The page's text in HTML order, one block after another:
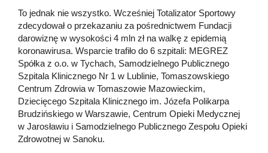
To jednak nie wszystko. Wcześniej Totalizator Sportowy
zdecydował o przekazaniu za pośrednictwem Fundacji
darowiznę w wysokości 4 mln zł na walkę z epidemią
koronawirusa. Wsparcie trafiło do 6 szpitali: MEGREZ
Spółka z o.o. w Tychach, Samodzielnego Publicznego
Szpitala Klinicznego Nr 1 w Lublinie, Tomaszowskiego
Centrum Zdrowia w Tomaszowie Mazowieckim,
Dziecięcego Szpitala Klinicznego im. Józefa Polikarpa
Brudzińskiego w Warszawie, Centrum Opieki Medycznej
w Jarosławiu i Samodzielnego Publicznego Zespołu Opieki
Zdrowotnej w Sanoku.